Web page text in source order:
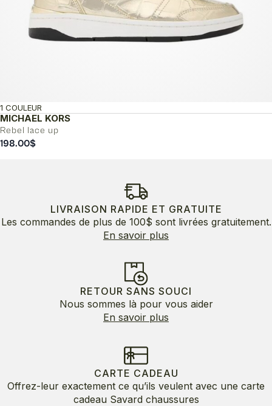
MICHAEL KORS
Rebel lace up
1 COULEUR
198.00$
LIVRAISON RAPIDE ET GRATUITE
Les commandes de plus de 100$ sont livrées gratuitement.
En savoir plus
RETOUR SANS SOUCI
Nous sommes là pour vous aider
En savoir plus
CARTE CADEAU
Offrez-leur exactement ce qu’ils veulent avec une carte
cadeau Savard chaussures